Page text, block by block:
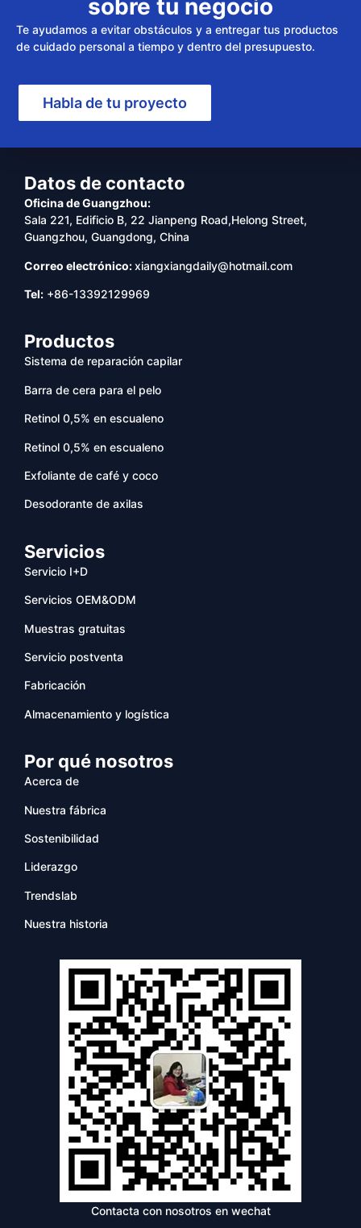
sobre tu negocio
Te ayudamos a evitar obstáculos y a entregar tus productos
de cuidado personal a tiempo y dentro del presupuesto.
Habla de tu proyecto
Datos de contacto
Oficina de Guangzhou:
Sala 221, Edificio B, 22 Jianpeng Road,Helong Street,
Guangzhou, Guangdong, China
Correo electrónico:xiangxiangdaily@hotmail.com
Tel: +86-13392129969
Productos
Sistema de reparación capilar
Barra de cera para el pelo
Retinol 0,5% en escualeno
Retinol 0,5% en escualeno
Exfoliante de café y coco
Desodorante de axilas
Servicios
Servicio I+D
Servicios OEM&ODM
Muestras gratuitas
Servicio postventa
Fabricación
Almacenamiento y logística
Por qué nosotros
Acerca de
Nuestra fábrica
Sostenibilidad
Liderazgo
Trendslab
Nuestra historia
Contacta con nosotros en wechat